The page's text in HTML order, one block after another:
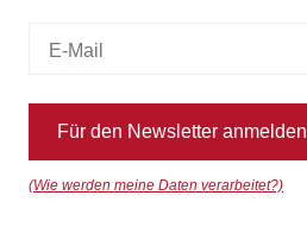
Für den Newsletter anmelden
(Wie werden meine Daten verarbeitet?)